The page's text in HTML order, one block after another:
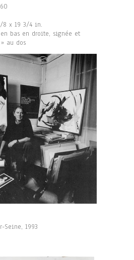
8 x 19 3/4 in.
bas en droite, signée et
au dos
Seine, 1993